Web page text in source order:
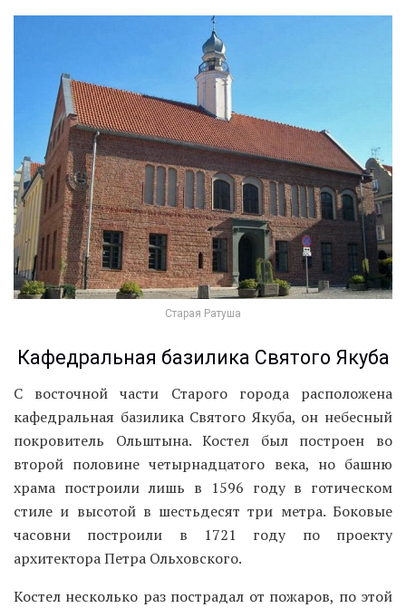
Старая Ратуша
Кафедральная базилика Святого Якуба
С восточной части Старого города расположена
кафедральная базилика Святого Якуба, он небесный
покровитель Ольштына. Костел был построен во
второй половине четырнадцатого века, но башню
храма построили лишь в 1596 году в готическом
стиле и высотой в шестьдесят три метра. Боковые
часовни построили в 1721 году по проекту
архитектора Петра Ольховского.
Костел несколько раз пострадал от пожаров, по этой